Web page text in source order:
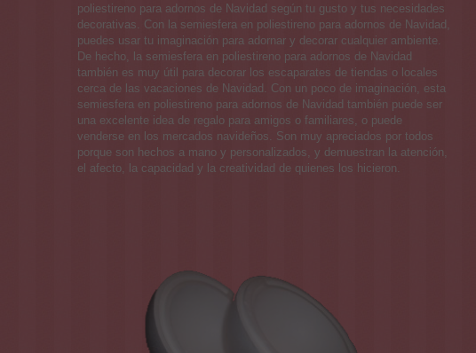
poliestireno para adornos de Navidad según tu gusto y tus necesidades
decorativas. Con la semiesfera en poliestireno para adornos de Navidad,
puedes usar tu imaginación para adornar y decorar cualquier ambiente.
De hecho, la semiesfera en poliestireno para adornos de Navidad
también es muy útil para decorar los escaparates de tiendas o locales
cerca de las vacaciones de Navidad. Con un poco de imaginación, esta
semiesfera en poliestireno para adornos de Navidad también puede ser
una excelente idea de regalo para amigos o familiares, o puede
venderse en los mercados navideños. Son muy apreciados por todos
porque son hechos a mano y personalizados, y demuestran la atención,
el afecto, la capacidad y la creatividad de quienes los hicieron.